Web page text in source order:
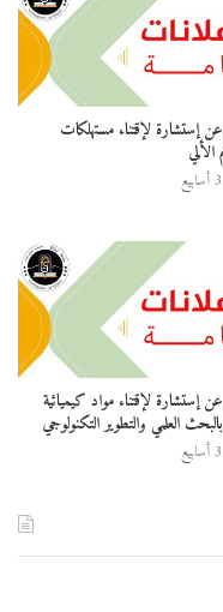
إستشارة لإقتناء مستهلكات
الألي
إستشارة لإقتناء مواد كيميائية
العلمي والتطوير التكنولوجي